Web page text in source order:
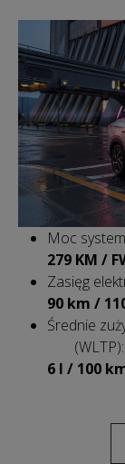
Moc
279 KM /
Zasięg
90 km /
Średnie
(WLTP):
6 l / 100